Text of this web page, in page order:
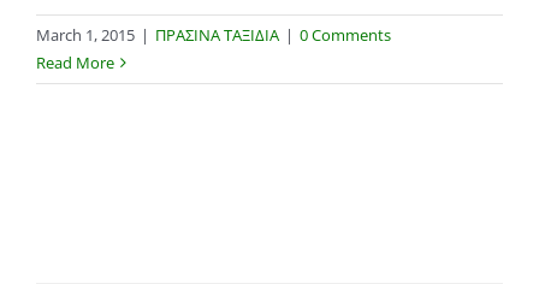
March 1, 2015 | ΠΡΑΣΙΝΑ ΤΑΞΙΔΙΑ | 0 Comments
Read More